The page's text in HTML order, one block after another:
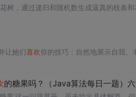
树，通过递归和随机数生成逼真的枝条
让她们喜欢你的技巧：自然地展示自我
的糖果吗？（Java算法每日一题）